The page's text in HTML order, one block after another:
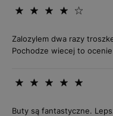
Zalozylem dwa razy
Pochodze wiecej to ocenie
Buty są fantastyczne.